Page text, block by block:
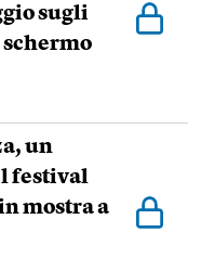
sugli
un
festival
mostra a